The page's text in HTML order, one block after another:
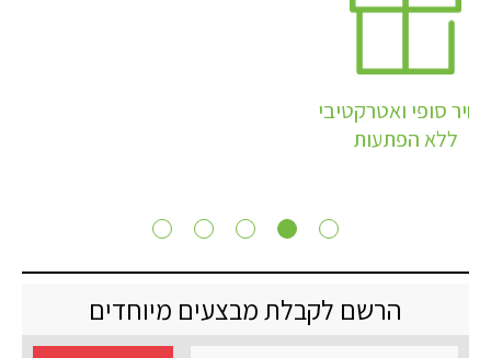
מחיר סופי ואטרקטיבי
הרשם לקבלת מבצעים מיוחדים